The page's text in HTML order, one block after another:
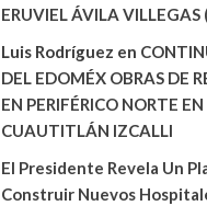
ERUVIEL ÁVILA VILLEGAS
Luis Rodríguez en
DEL EDOMÉX OBRAS DE
EN PERIFÉRICO NORTE
CUAUTITLÁN IZCALLI
El Presidente Revela Un
Construir Nuevos